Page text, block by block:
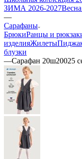
ЗИМА 2026-2027
—
Сарафаны
БрюкиРанцы и
изделияЖилеты
блузки
—Сарафан 20ш20025